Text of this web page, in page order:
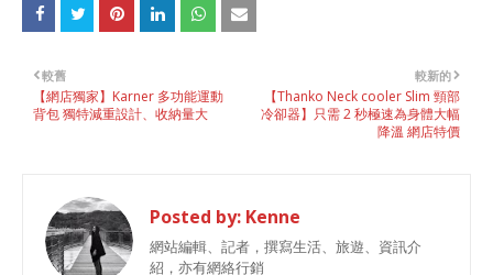
較新的
【Thanko Neck cooler Slim 頸部
冷卻器】只需 2 秒極速為身體大幅
降溫 網店特價
較舊
【網店獨家】Karner 多功能運動
背包 獨特減重設計、收納量大
Posted by: Kenne
網站編輯、記者，撰寫生活、旅遊、資訊介
紹，亦有網絡行銷